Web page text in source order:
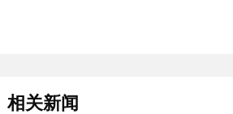
相关新闻